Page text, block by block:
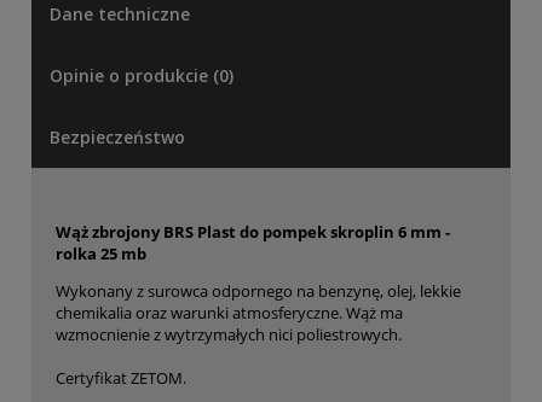
Dane techniczne
Opinie o produkcie (0)
Bezpieczeństwo
Wąż zbrojony BRS Plast do pompek skroplin 6 mm -
rolka 25 mb
Wykonany z surowca odpornego na benzynę, olej, lekkie
chemikalia oraz warunki atmosferyczne. Wąż ma
wzmocnienie z wytrzymałych nici poliestrowych.
Certyfikat ZETOM.